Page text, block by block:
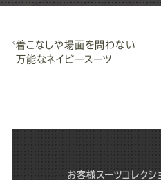
着こなしや場面を問わない
万能なネイビースーツ
お客様スーツコレクシ